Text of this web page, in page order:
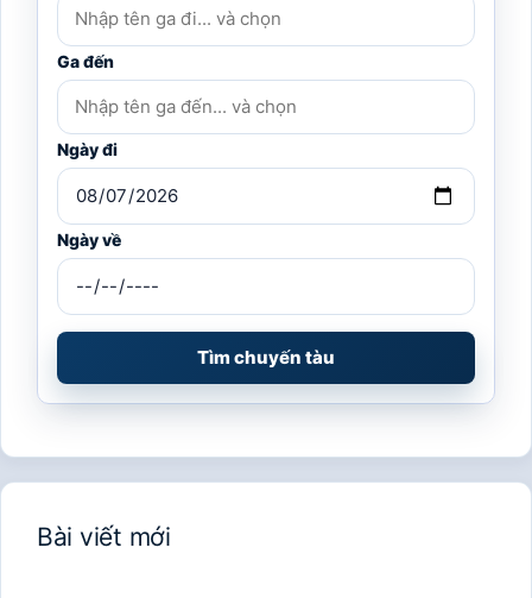
Ga đến
Ngày đi
Ngày về
Tìm chuyến tàu
Bài viết mới